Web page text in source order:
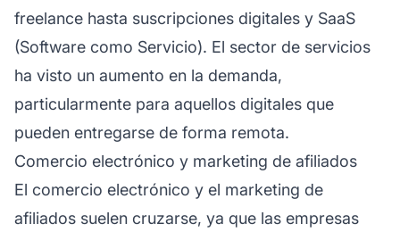
freelance hasta suscripciones digitales y SaaS
(Software como Servicio). El sector de servicios
ha visto un aumento en la demanda,
particularmente para aquellos digitales que
pueden entregarse de forma remota.
Comercio electrónico y marketing de afiliados
El comercio electrónico y el marketing de
afiliados suelen cruzarse, ya que las empresas